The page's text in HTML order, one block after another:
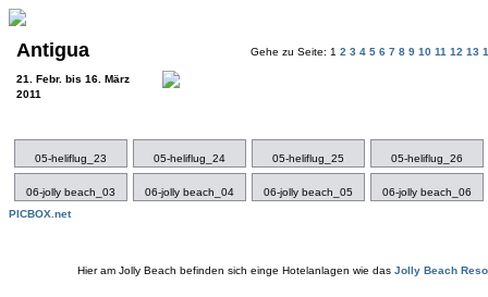
Antigua
21. Febr. bis 16. März
2011
Gehe zu Seite: 1 2 3 4 5 6 7 8 9 10 11 12 13
05-heliflug_23 05-heliflug_24 05-heliflug_25 05-heliflug_26
06-jolly beach_03 06-jolly beach_04 06-jolly beach_05
06-jolly beach_06
PICBOX.net
Hier am Jolly Beach befinden sich einge Hotelanlagen wie das Jolly Beach